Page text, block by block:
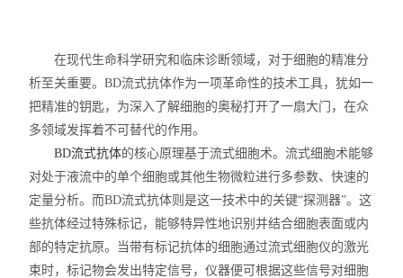
Abcam
试剂耗材
SCIEX
美墨尔特（Memmert）
在现代生命科学研究和临床诊断领域，对于细胞的精准分
析至关重要。BD流式抗体作为一项革命性的技术工具，犹如一
把精准的钥匙，为深入了解细胞的奥秘打开了一扇大门，在众
多领域发挥着不可替代的作用。
BD流式抗体的核心原理基于流式细胞术。流式细胞术能够
对处于液流中的单个细胞或其他生物微粒进行多参数、快速的
定量分析。而BD流式抗体则是这一技术中的关键“探测器”。这
些抗体经过特殊标记，能够特异性地识别并结合细胞表面或内
部的特定抗原。当带有标记抗体的细胞通过流式细胞仪的激光
束时，标记物会发出特定信号，仪器便可根据这些信号对细胞